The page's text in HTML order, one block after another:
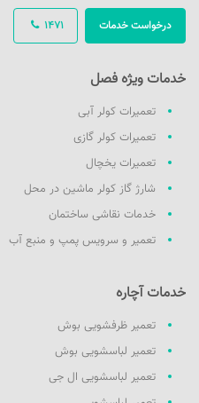
1471 درخواست خدمات
خدمات ویژه فصل
تعمیرات کولر آبی
تعمیرات کولر گازی
تعمیرات یخچال
شارژ گاز کولر ماشین در محل
خدمات نقاشی ساختمان
تعمیر و سرویس پمپ و منبع آب
خدمات آچاره
تعمیر ظرفشویی بوش
تعمیر لباسشویی بوش
تعمیر لباسشویی ال جی